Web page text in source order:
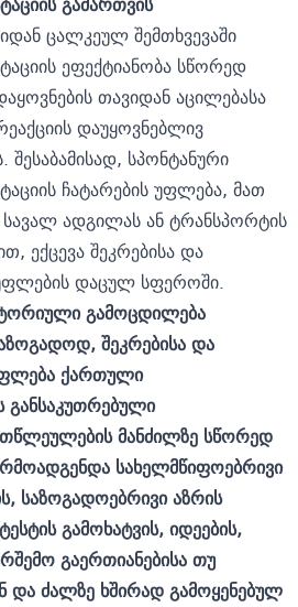
ცალკეულ შემთხვევაში
ეფექტიანობა სწორედ
თავიდან აცილებასა
დაუყოვნებლივ
სპონტანური
ჩატარების უფლება, მათ
ადგილას ან ტრანსპორტის
ექცევა შეკრებისა და
დაცულ სფეროში.
გამოცდილება
შეკრებისა და
ქართული
განსაკუთრებული
მანძილზე სწორედ
სახელმწიფოებრივი
საზოგადოებრივი აზრის
გამოხატვის, იდეების,
გაერთიანებისა თუ
და ძალზე ხშირად გამოყენებულ